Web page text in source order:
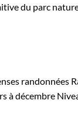
du parc
randonnées
à décembre